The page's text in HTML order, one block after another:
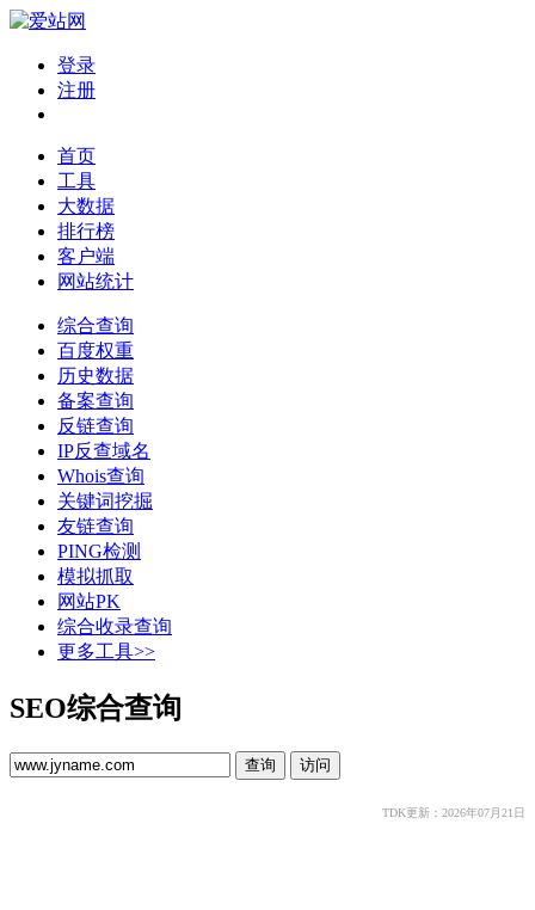
登录
注册
首页
工具
大数据
排行榜
客户端
网站统计
综合查询
百度权重
历史数据
备案查询
反链查询
IP反查域名
Whois查询
关键词挖掘
友链查询
PING检测
模拟抓取
网站PK
综合收录查询
更多工具>>
SEO综合查询
TDK更新：2026年07月21日